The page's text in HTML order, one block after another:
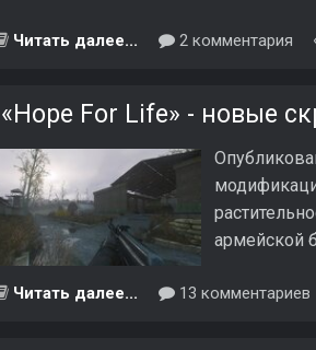
Читать далее... 2 комментария
«Hope For Life» - новые
армейской
Читать далее... 13 комментариев